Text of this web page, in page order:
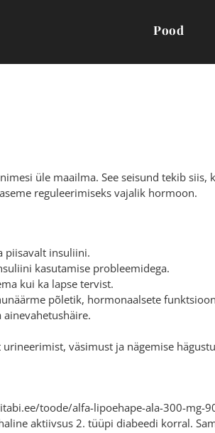
Pood
üle maailma. See seisund tekib siis,
reguleerimiseks vajalik hormoon.
piisavalt insuliini.
kasutamise probleemidega.
kui ka lapse tervist.
põletik, hormonaalsete
väsimust ja nägemise
toode/alfa-lipoehape-ala-300-mg-
aktiivsus 2. tüüpi diabeedi korral.